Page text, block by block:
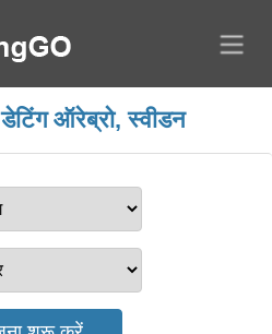
ऑरेब्रो, स्वीडन